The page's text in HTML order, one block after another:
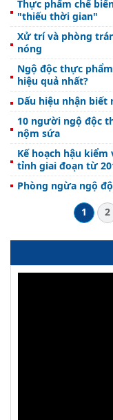
Thực phẩm chế
"thiếu thời gian"
Xử trí và phòng
nóng
Ngộ độc thực
hiệu quả nhất?
Dấu hiệu nhận
10 người ngộ độc
nộm sứa
Kế hoạch hậu
tỉnh giai đoạn từ
Phòng ngừa ngộ
1
2